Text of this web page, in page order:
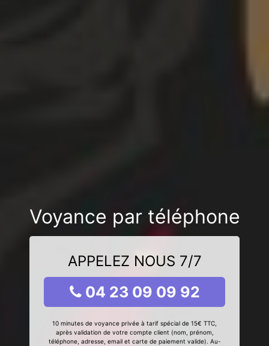
Voyance par téléphone
APPELEZ NOUS 7/7
04 23 09 09 92
10 minutes de voyance privée à tarif spécial de 15€ TTC,
après validation de votre compte client (nom, prénom,
téléphone, adresse, email et carte de paiement valide). Au-